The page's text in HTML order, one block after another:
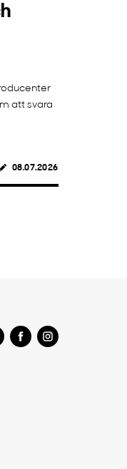
att svara
08.07.2026